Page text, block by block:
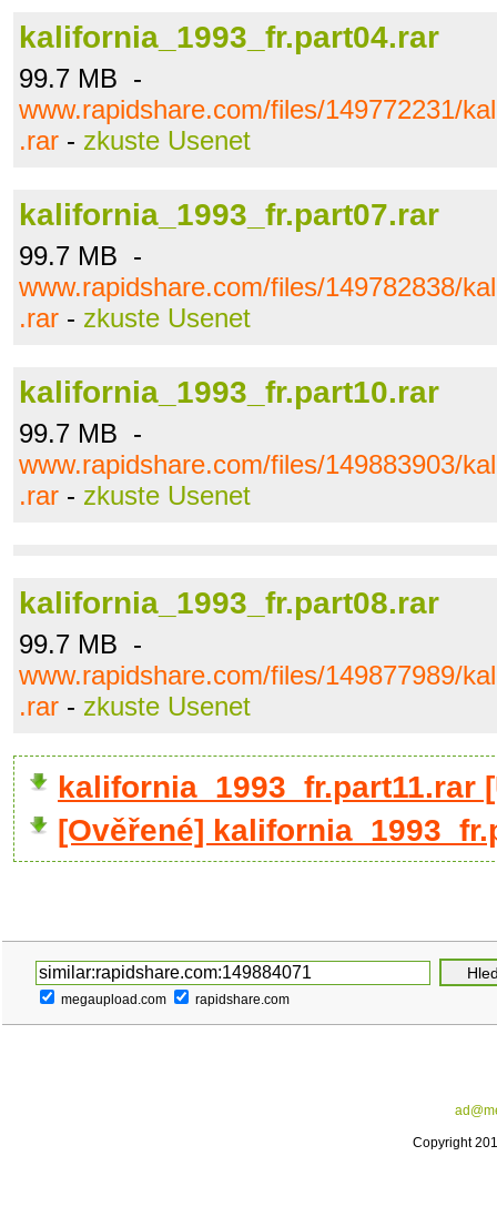
kalifornia_1993_fr.part04.rar
99.7 MB -
www.rapidshare.com/files/149772231/
.rar - zkuste Usenet
kalifornia_1993_fr.part07.rar
99.7 MB -
www.rapidshare.com/files/149782838/
.rar - zkuste Usenet
kalifornia_1993_fr.part10.rar
99.7 MB -
www.rapidshare.com/files/149883903/
.rar - zkuste Usenet
kalifornia_1993_fr.part08.rar
99.7 MB -
www.rapidshare.com/files/149877989/
.rar - zkuste Usenet
kalifornia_1993_fr.part11.rar
[Ověřené]
megaupload.com rapidshare.com
Copyright